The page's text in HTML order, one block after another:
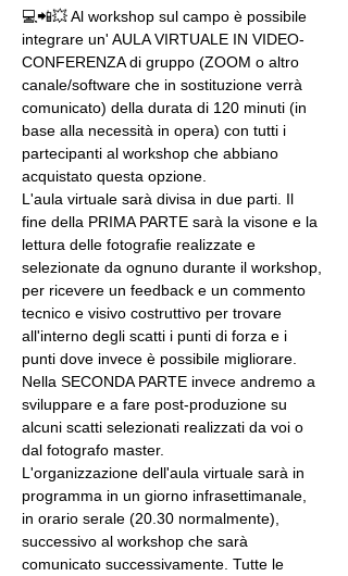
💻📲💥 Al workshop sul campo è possibile
integrare un' AULA VIRTUALE IN VIDEO-
CONFERENZA di gruppo (ZOOM o altro
canale/software che in sostituzione verrà
comunicato) della durata di 120 minuti (in
base alla necessità in opera) con tutti i
partecipanti al workshop che abbiano
acquistato questa opzione.
L'aula virtuale sarà divisa in due parti. Il
fine della PRIMA PARTE sarà la visone e la
lettura delle fotografie realizzate e
selezionate da ognuno durante il workshop,
per ricevere un feedback e un commento
tecnico e visivo costruttivo per trovare
all'interno degli scatti i punti di forza e i
punti dove invece è possibile migliorare.
Nella SECONDA PARTE invece andremo a
sviluppare e a fare post-produzione su
alcuni scatti selezionati realizzati da voi o
dal fotografo master.
L'organizzazione dell'aula virtuale sarà in
programma in un giorno infrasettimanale,
in orario serale (20.30 normalmente),
successivo al workshop che sarà
comunicato successivamente. Tutte le